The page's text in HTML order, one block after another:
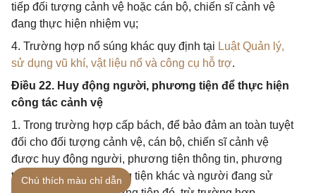
tiếp đối tượng cảnh vệ hoặc cán bộ, chiến sĩ cảnh vệ
đang thực hiện nhiệm vụ;
4. Trường hợp nổ súng khác quy định tại Luật Quản lý,
sử dụng vũ khí, vật liệu nổ và công cụ hỗ trợ.
Điều 22. Huy động người, phương tiện để thực hiện
công tác cảnh vệ
1. Trong trường hợp cấp bách, để bảo đảm an toàn tuyệt
đối cho đối tượng cảnh vệ, cán bộ, chiến sĩ cảnh vệ
được huy động người, phương tiện thông tin, phương
tiện giao thông, phương tiện khác và người đang sử
Chú thích màu chỉ dẫn